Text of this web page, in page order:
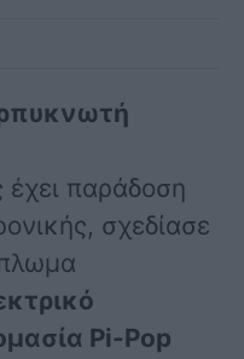
έχει παράδοση
σχεδίασε
Pi-Pop